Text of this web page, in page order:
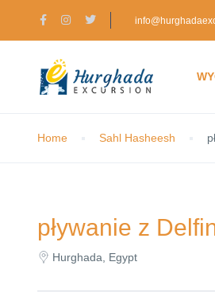
Home Sahl Hasheesh
pływanie z
Hurghada, Egypt